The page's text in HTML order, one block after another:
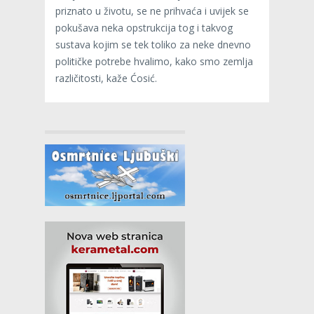
priznato u životu, se ne prihvaća i uvijek se
pokušava neka opstrukcija tog i takvog
sustava kojim se tek toliko za neke dnevno
političke potrebe hvalimo, kako smo zemlja
različitosti, kaže Ćosić.